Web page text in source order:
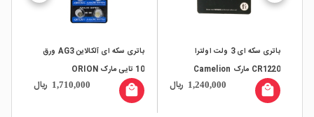
باتری سکه ای 3 ولت اولترا
CR1220 مارک Camelion
1,240,000 ریال local_mall
باتری سکه ای آلکالاین AG3 ورق
10 تایی مارک ORION
1,710,000 ریال local_mall